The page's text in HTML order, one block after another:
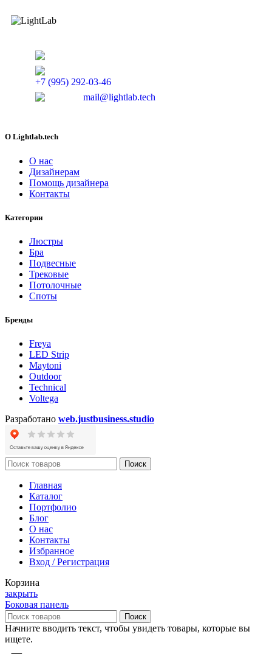
+7 (995) 292-03-46
mail@lightlab.tech
O Lightlab.tech
О нас
Дизайнерам
Помощь дизайнера
Контакты
Категории
Люстры
Бра
Подвесные
Трековые
Потолочные
Споты
Бренды
Freya
LED Strip
Maytoni
Outdoor
Technical
Voltega
Разработано web.justbusiness.studio
Поиск
Главная
Каталог
Портфолио
Блог
О нас
Контакты
Избранное
Вход / Регистрация
Корзина
закрыть
Боковая панель
Поиск
Начните вводить текст, чтобы увидеть товары, которые вы
ищете.